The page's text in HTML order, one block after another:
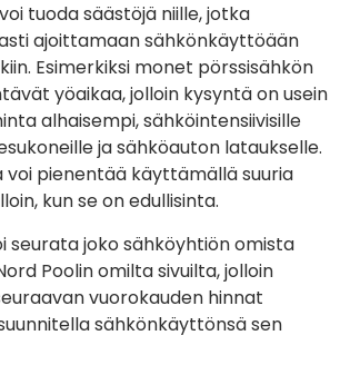
voi tuoda säästöjä niille, jotka
ajoittamaan sähkönkäyttöään
Esimerkiksi monet pörssisähkön
yöaikaa, jolloin kysyntä on usein
alhaisempi, sähköintensiivisille
ja sähköauton lataukselle.
voi pienentää käyttämällä suuria
kun se on edullisinta.
seurata joko sähköyhtiön omista
Poolin omilta sivuilta, jolloin
vuorokauden hinnat
sähkönkäyttönsä sen